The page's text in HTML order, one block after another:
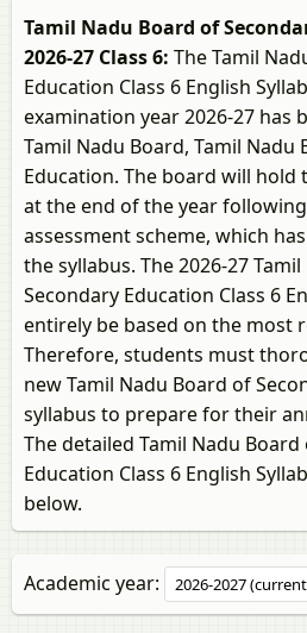
Tamil Nadu Board of
2026-27 Class 6: The Tamil
Education Class 6 English
examination year 2026-27 has
Tamil Nadu Board, Tamil Nadu
Education. The board will hold
at the end of the year
assessment scheme, which
the syllabus. The 2026-27
Secondary Education Class 6
entirely be based on the most
Therefore, students must
new Tamil Nadu Board of
syllabus to prepare for their
The detailed Tamil Nadu
Education Class 6 English
below.
Academic year: